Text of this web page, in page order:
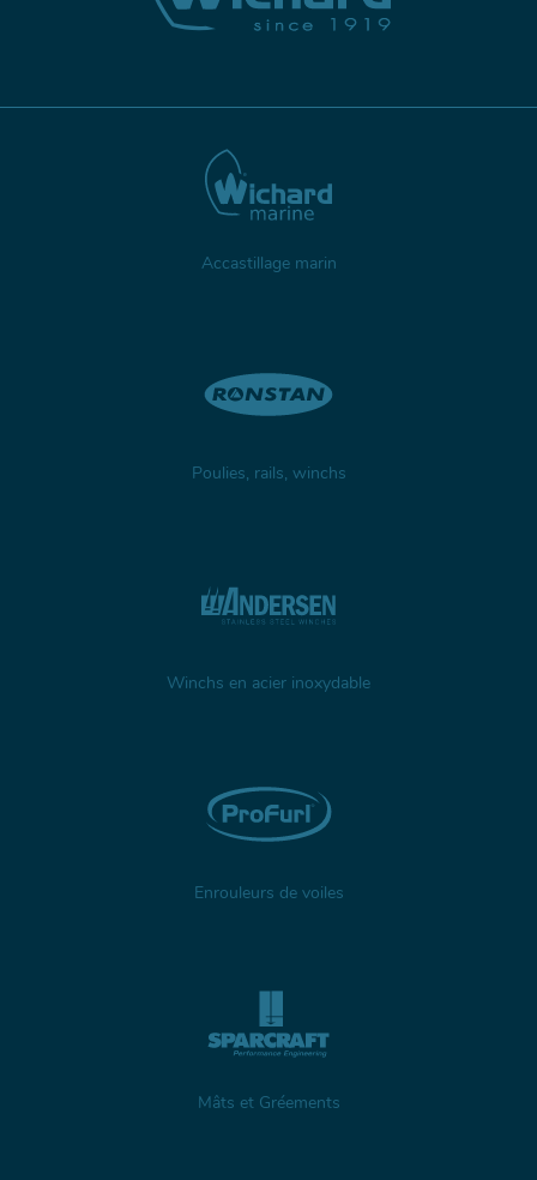
Accastillage marin
Poulies, rails, winchs
Winchs en acier inoxydable
Enrouleurs de voiles
Mâts et Gréements